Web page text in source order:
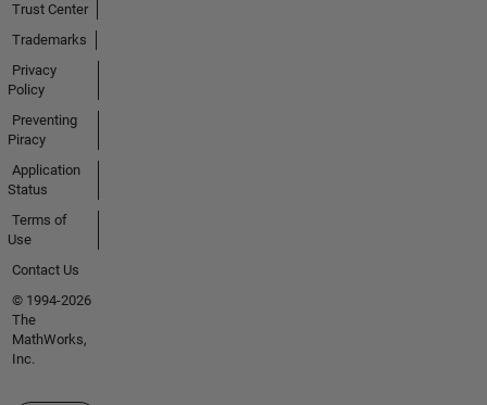
Trust Center
Trademarks
Privacy
Policy
Preventing
Piracy
Application
Status
Terms of
Use
Contact Us
© 1994-2026
The
MathWorks,
Inc.